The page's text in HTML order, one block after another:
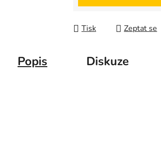
Tisk Zeptat se
Popis Diskuze